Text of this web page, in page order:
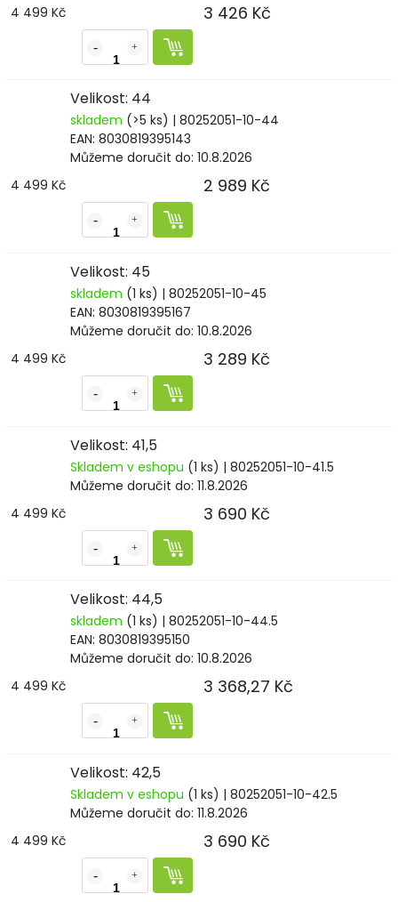
4 499 Kč
3 426 Kč
Velikost: 44
skladem (>5 ks) | 80252051-10-44
EAN: 8030819395143
Můžeme doručit do: 10.8.2026
4 499 Kč
2 989 Kč
Velikost: 45
skladem (1 ks) | 80252051-10-45
EAN: 8030819395167
Můžeme doručit do: 10.8.2026
4 499 Kč
3 289 Kč
Velikost: 41,5
Skladem v eshopu (1 ks) | 80252051-10-41.5
Můžeme doručit do: 11.8.2026
4 499 Kč
3 690 Kč
Velikost: 44,5
skladem (1 ks) | 80252051-10-44.5
EAN: 8030819395150
Můžeme doručit do: 10.8.2026
4 499 Kč
3 368,27 Kč
Velikost: 42,5
Skladem v eshopu (1 ks) | 80252051-10-42.5
Můžeme doručit do: 11.8.2026
4 499 Kč
3 690 Kč